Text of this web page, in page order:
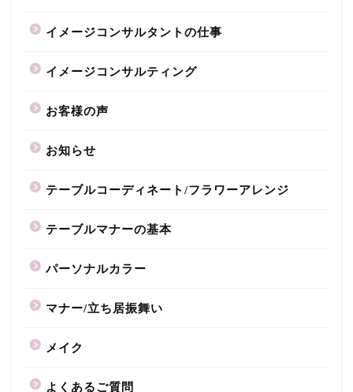
イメージコンサルタントの仕事
イメージコンサルティング
お客様の声
お知らせ
テーブルコーディネート/フラワーアレンジ
テーブルマナーの基本
パーソナルカラー
マナー/立ち居振舞い
メイク
よくあるご質問